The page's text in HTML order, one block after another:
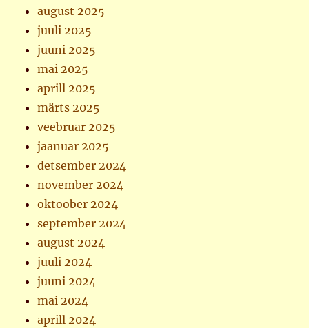
august 2025
juuli 2025
juuni 2025
mai 2025
aprill 2025
märts 2025
veebruar 2025
jaanuar 2025
detsember 2024
november 2024
oktoober 2024
september 2024
august 2024
juuli 2024
juuni 2024
mai 2024
aprill 2024